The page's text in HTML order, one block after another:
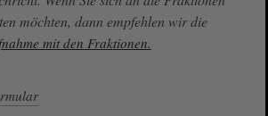
möchten, dann empfehlen wir die
mit den Fraktionen.